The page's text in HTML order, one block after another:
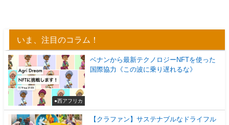
いま、注目のコラム！
●西アフリカ
ベナンから最新テクノロジーNFTを使った
国際協力《この波に乗り遅れるな》
【クラファン】サステナブルなドライフル